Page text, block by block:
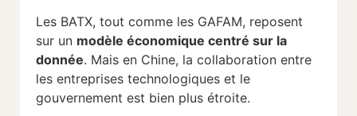
Les BATX, tout comme les GAFAM, reposent
sur un modèle économique centré sur la
donnée. Mais en Chine, la collaboration entre
les entreprises technologiques et le
gouvernement est bien plus étroite.